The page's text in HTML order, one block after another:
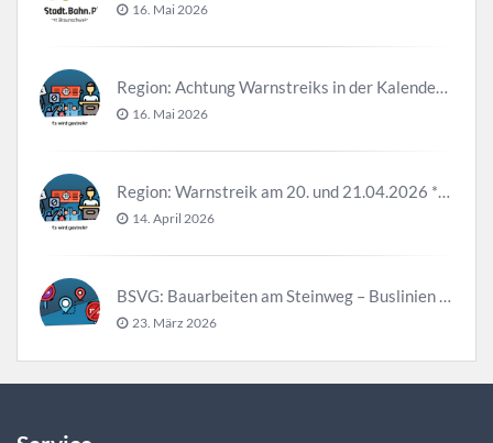
16. Mai 2026
Region: Achtung Warnstreiks in der Kalenderwoche 21
16. Mai 2026
Region: Warnstreik am 20. und 21.04.2026 *Update*
14. April 2026
BSVG: Bauarbeiten am Steinweg – Buslinien halten verändert
23. März 2026